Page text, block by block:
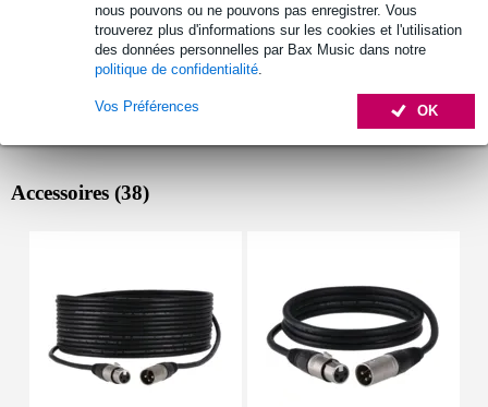
nous pouvons ou ne pouvons pas enregistrer. Vous
trouverez plus d'informations sur les cookies et l'utilisation
des données personnelles par Bax Music dans notre
politique de confidentialité.
OK
Vos Préférences
Accessoires (38)